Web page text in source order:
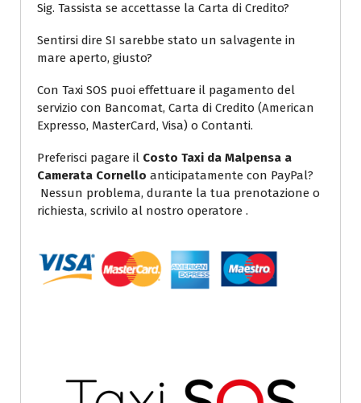
Sig. Tassista se accettasse la Carta di Credito?
Sentirsi dire SI sarebbe stato un salvagente in
mare aperto, giusto?
Con Taxi SOS puoi effettuare il pagamento del
servizio con Bancomat, Carta di Credito (American
Expresso, MasterCard, Visa) o Contanti.
Preferisci pagare il Costo Taxi da Malpensa a
Camerata Cornello anticipatamente con PayPal?
Nessun problema, durante la tua prenotazione o
richiesta, scrivilo al nostro operatore .